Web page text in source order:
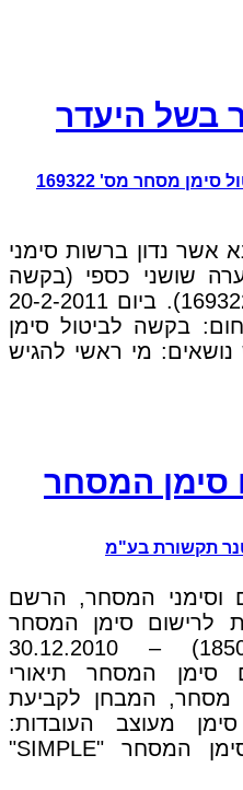
בשל היעדר
עוף עוז נ' עוף טנא, בקשה לביטול סימן מסחר מס' 169322
אשר נדון ברשות סימני
שושני כספי (בקשה
לביטול סימן מסחר מס' 169322). ביום 20-2-2011
בקשה לביטול סימן
מי ראשי להגיש
סימן המסחר
וסימני המסחר, הרשם
לרישום סימן המסחר
"SIMPLE" מספר 185093) – 30.12.2010
סימן המסחר תיאורי
מסחר, המבחן לקביעת
מעוצב העובדות:
התנגדות לרישומו של סימן המסחר "SIMPLE"